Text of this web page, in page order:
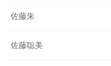
佐藤朱
佐藤聡美